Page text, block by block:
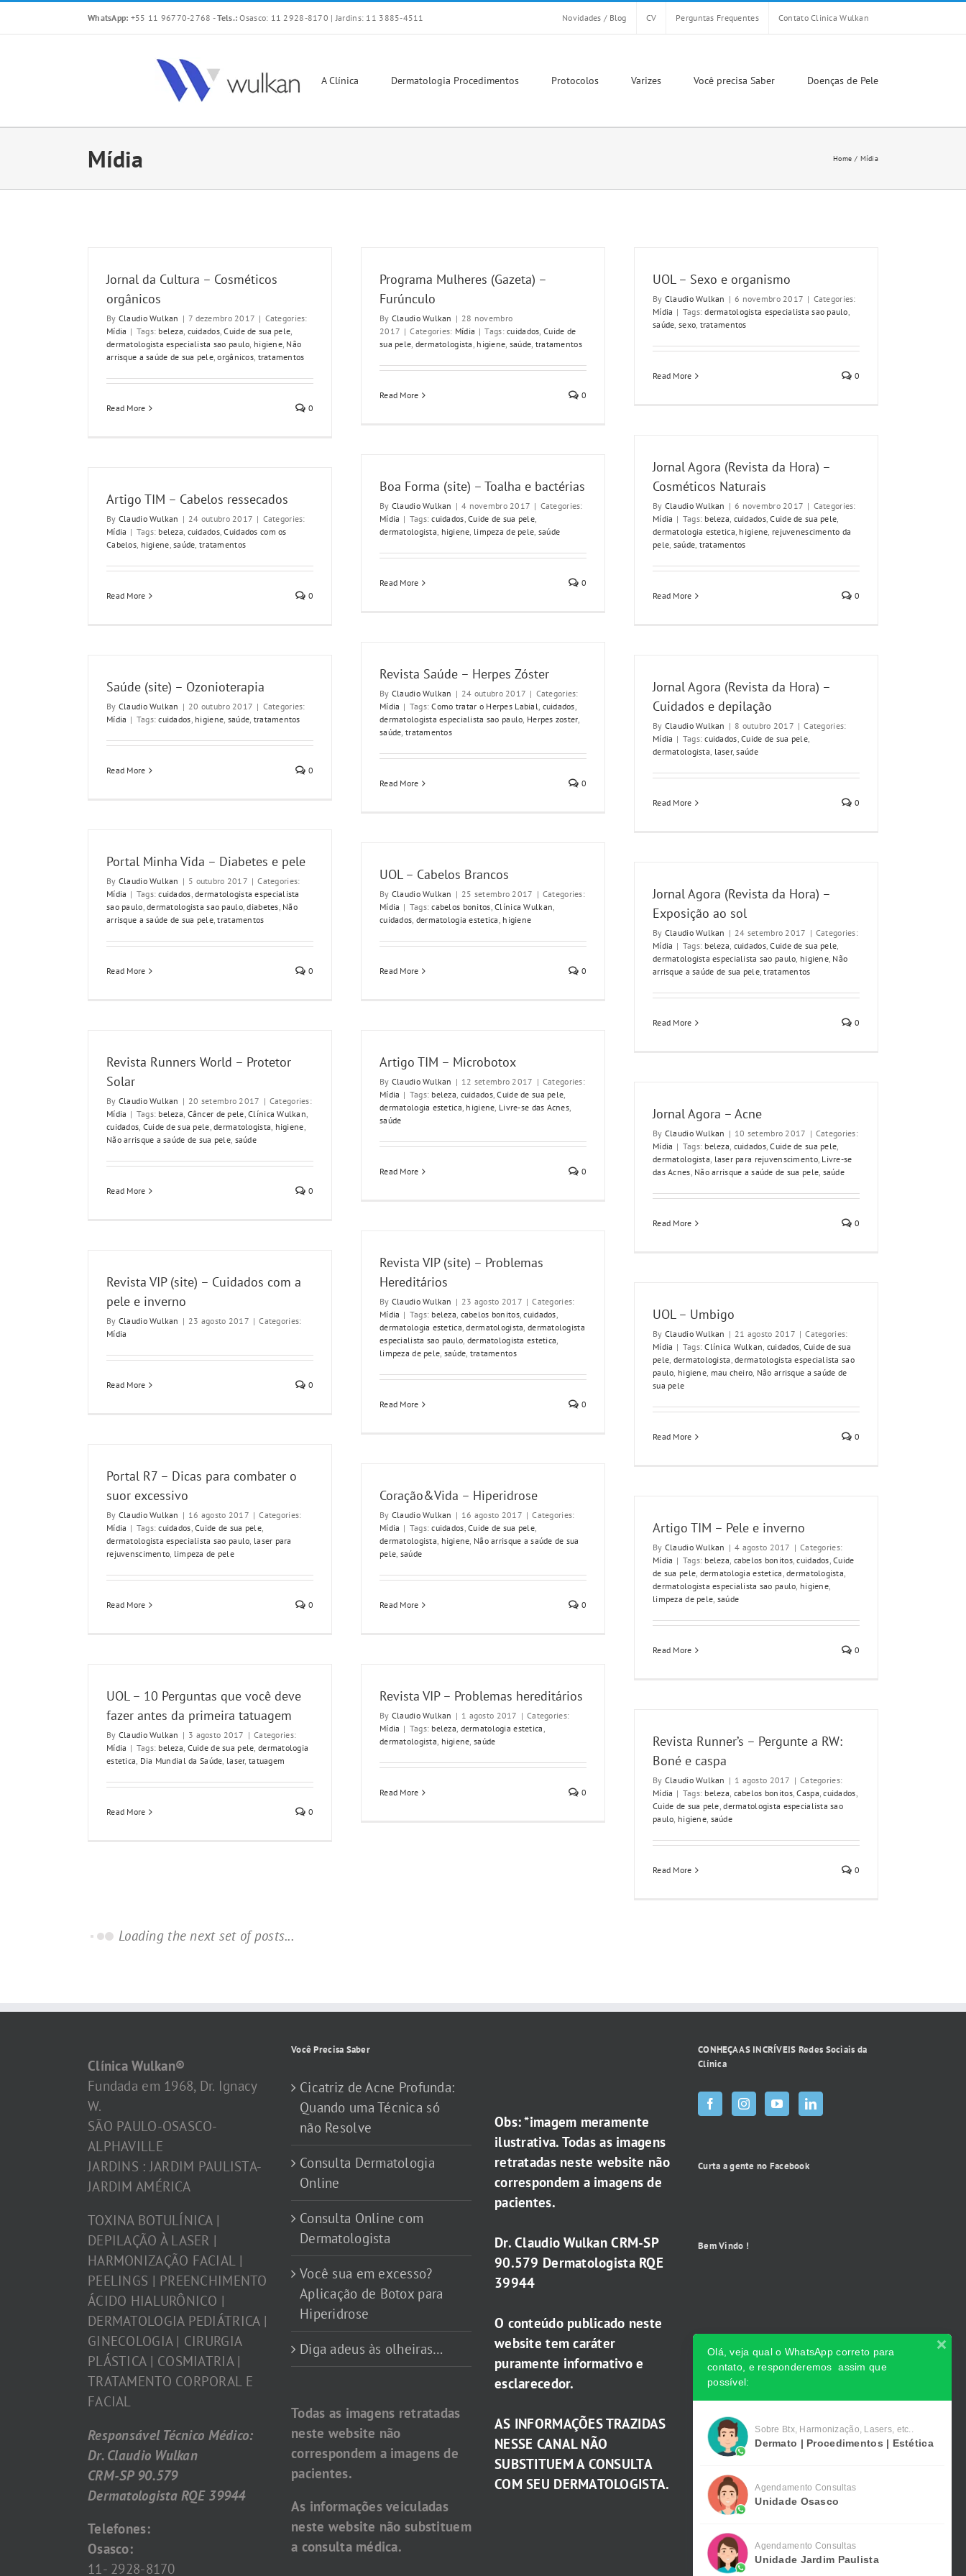
to
WhatsApp: +55 11 96770-2768 -Tels.: Osasco: 11 2928-8170 | Jardins: 11 3885-4511 Novidades / Blog CV Perguntas Frequentes Contato Clinica Wulkan
A Clínica Dermatologia Procedimentos Protocolos Varizes Você precisa Saber Doenças de Pele
Mídia Home Mídia
Jornal da Cultura – Cosméticos
orgânicos
By Claudio Wulkan | 7 dezembro 2017 | Categories:
Mídia | Tags: beleza, cuidados,Cuide de sua pele,
dermatologista especialista sao paulo, higiene, Não
arrisque a saúde de sua pele,orgânicos, tratamentos
Read More 0
Programa Mulheres (Gazeta) –
Furúnculo
By Claudio Wulkan | 28 novembro
2017 | Categories: Mídia | Tags:cuidados, Cuide de
sua pele, dermatologista, higiene, saúde, tratamentos
Read More 0
UOL – Sexo e organismo
By Claudio Wulkan | 6 novembro 2017 | Categories:
Mídia | Tags:dermatologista especialista sao paulo,
saúde, sexo, tratamentos
Read More 0
Jornal Agora (Revista da Hora) –
Cosméticos Naturais
By Claudio Wulkan | 6 novembro 2017 | Categories:
Mídia | Tags: beleza, cuidados,Cuide de sua pele,
dermatologia estetica, higiene, rejuvenescimento da
pele, saúde, tratamentos
Read More 0
Boa Forma (site) – Toalha e bactérias
By Claudio Wulkan | 4 novembro 2017 | Categories:
Mídia | Tags:cuidados,Cuide de sua pele,
dermatologista, higiene, limpeza de pele, saúde
Read More 0
Artigo TIM – Cabelos ressecados
By Claudio Wulkan | 24 outubro 2017 | Categories:
Mídia | Tags: beleza, cuidados,Cuidados com os
Cabelos, higiene,saúde,tratamentos
Read More 0
Revista Saúde – Herpes Zóster
By Claudio Wulkan | 24 outubro 2017 | Categories:
Mídia | Tags:Como tratar o Herpes Labial, cuidados,
dermatologista especialista sao paulo, Herpes zoster,
saúde, tratamentos
Read More 0
Saúde (site) – Ozonioterapia
By Claudio Wulkan | 20 outubro 2017 | Categories:
Mídia | Tags:cuidados, higiene, saúde, tratamentos
Read More 0
Jornal Agora (Revista da Hora) –
Cuidados e depilação
By Claudio Wulkan | 8 outubro 2017 | Categories:
Mídia | Tags:cuidados,Cuide de sua pele,
dermatologista, laser,saúde
Read More 0
Portal Minha Vida – Diabetes e pele
By Claudio Wulkan | 5 outubro 2017 | Categories:
Mídia | Tags:cuidados,dermatologista especialista
sao paulo,dermatologista sao paulo,diabetes, Não
arrisque a saúde de sua pele,tratamentos
Read More 0
UOL – Cabelos Brancos
By Claudio Wulkan | 25 setembro 2017 | Categories:
Mídia | Tags:cabelos bonitos,Clínica Wulkan,
cuidados, dermatologia estetica, higiene
Read More 0
Jornal Agora (Revista da Hora) –
Exposição ao sol
By Claudio Wulkan | 24 setembro 2017 | Categories:
Mídia | Tags: beleza, cuidados,Cuide de sua pele,
dermatologista especialista sao paulo, higiene, Não
arrisque a saúde de sua pele,tratamentos
Read More 0
Revista Runners World – Protetor
Solar
By Claudio Wulkan | 20 setembro 2017 | Categories:
Mídia | Tags: beleza, Câncer de pele,Clínica Wulkan,
cuidados, Cuide de sua pele,dermatologista, higiene,
Não arrisque a saúde de sua pele, saúde
Read More 0
Artigo TIM – Microbotox
By Claudio Wulkan | 12 setembro 2017 | Categories:
Mídia | Tags: beleza, cuidados,Cuide de sua pele,
dermatologia estetica, higiene, Livre-se das Acnes,
saúde
Read More 0
Jornal Agora – Acne
By Claudio Wulkan | 10 setembro 2017 | Categories:
Mídia | Tags: beleza, cuidados,Cuide de sua pele,
dermatologista, laser para rejuvenscimento, Livre-se
das Acnes, Não arrisque a saúde de sua pele, saúde
Read More 0
Revista VIP (site) – Problemas
Hereditários
By Claudio Wulkan | 23 agosto 2017 | Categories:
Mídia | Tags: beleza, cabelos bonitos,cuidados,
dermatologia estetica,dermatologista, dermatologista
especialista sao paulo, dermatologista estetica,
limpeza de pele, saúde, tratamentos
Read More 0
Revista VIP (site) – Cuidados com a
pele e inverno
By Claudio Wulkan | 23 agosto 2017 | Categories:
Mídia
Read More 0
UOL – Umbigo
By Claudio Wulkan | 21 agosto 2017 | Categories:
Mídia | Tags:Clínica Wulkan, cuidados, Cuide de sua
pele, dermatologista,dermatologista especialista sao
paulo, higiene, mau cheiro, Não arrisque a saúde de
sua pele
Read More 0
Portal R7 – Dicas para combater o
suor excessivo
By Claudio Wulkan | 16 agosto 2017 | Categories:
Mídia | Tags:cuidados,Cuide de sua pele,
dermatologista especialista sao paulo, laser para
rejuvenscimento, limpeza de pele
Read More 0
Coração&Vida – Hiperidrose
By Claudio Wulkan | 16 agosto 2017 | Categories:
Mídia | Tags:cuidados,Cuide de sua pele,
dermatologista, higiene, Não arrisque a saúde de sua
pele, saúde
Read More 0
Artigo TIM – Pele e inverno
By Claudio Wulkan | 4 agosto 2017 | Categories:
Mídia | Tags: beleza, cabelos bonitos,cuidados,Cuide
de sua pele, dermatologia estetica,dermatologista,
dermatologista especialista sao paulo, higiene,
limpeza de pele, saúde
Read More 0
UOL – 10 Perguntas que você deve
fazer antes da primeira tatuagem
By Claudio Wulkan | 3 agosto 2017 | Categories:
Mídia | Tags: beleza, Cuide de sua pele, dermatologia
estetica, Dia Mundial da Saúde, laser, tatuagem
Read More 0
Revista VIP – Problemas hereditários
By Claudio Wulkan | 1 agosto 2017 | Categories:
Mídia | Tags: beleza, dermatologia estetica,
dermatologista, higiene,saúde
Read More 0
Revista Runner’s – Pergunte a RW:
Boné e caspa
By Claudio Wulkan | 1 agosto 2017 | Categories:
Mídia | Tags: beleza, cabelos bonitos,Caspa,cuidados,
Cuide de sua pele,dermatologista especialista sao
paulo, higiene, saúde
Read More 0
Loading the next set of posts...
Clínica Wulkan®
Fundada em 1968, Dr. Ignacy
W.
SÃO PAULO-OSASCO-
ALPHAVILLE
JARDINS : JARDIM PAULISTA-
JARDIM AMÉRICA
TOXINA BOTULÍNICA |
DEPILAÇÃO À LASER |
HARMONIZAÇÃO FACIAL |
PEELINGS | PREENCHIMENTO
ÁCIDO HIALURÔNICO |
DERMATOLOGIA PEDIÁTRICA |
GINECOLOGIA | CIRURGIA
PLÁSTICA | COSMIATRIA |
TRATAMENTO CORPORAL E
FACIAL
Responsável Técnico Médico:
Dr. Claudio Wulkan
CRM-SP 90.579
Dermatologista RQE 39944
Telefones:
Osasco:
Você Precisa Saber
Cicatriz de Acne Profunda:
Quando uma Técnica só
não Resolve
Consulta Dermatologia
Online
Consulta Online com
Dermatologista
Você sua em excesso?
Aplicação de Botox para
Hiperidrose
Diga adeus às olheiras…
Todas as imagens retratadas
neste website não
correspondem a imagens de
pacientes.
As informações veiculadas
neste website não substituem
a consulta médica.
Obs: *imagem meramente
ilustrativa. Todas as imagens
retratadas neste website não
correspondem a imagens de
pacientes.
Dr. Claudio Wulkan CRM-SP
90.579 Dermatologista RQE
39944
O conteúdo publicado neste
website tem caráter
puramente informativo e
esclarecedor.
AS INFORMAÇÕES TRAZIDAS
NESSE CANAL NÃO
SUBSTITUEM A CONSULTA
COM SEU DERMATOLOGISTA.
CONHEÇA AS INCRÍVEIS Redes Sociais da
Clínica
Curta a gente no Facebook
Bem Vindo !
Olá, veja qual o WhatsApp correto para
contato, e responderemos assim que
possível:
Sobre Btx, Harmonização, Lasers, etc..
Dermato | Procedimentos | Estética
Agendamento Consultas
Unidade Osasco
Agendamento Consultas
Unidade Jardim Paulista